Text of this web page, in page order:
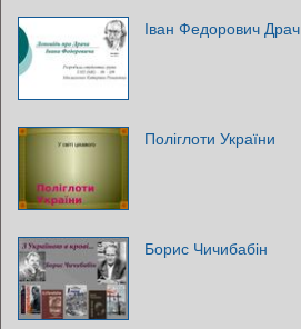
Іван Федорович Драч
Поліглоти України
Борис Чичибабін